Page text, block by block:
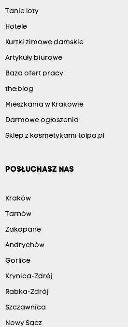
Tanie loty
Hotele
Kurtki zimowe damskie
Artykuły biurowe
Baza ofert pracy
the:blog
Mieszkania w Krakowie
Darmowe ogłoszenia
Sklep z kosmetykami tolpa.pl
POSŁUCHASZ NAS
Kraków
Tarnów
Zakopane
Andrychów
Gorlice
Krynica-Zdrój
Rabka-Zdrój
Szczawnica
Nowy Sącz